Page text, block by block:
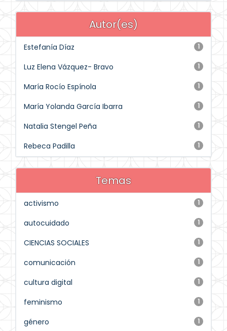
Autor(es)
1
Estefanía Díaz
1
Luz Elena Vázquez- Bravo
1
María Rocío Espínola
1
María Yolanda García Ibarra
1
Natalia Stengel Peña
1
Rebeca Padilla
Temas
1
activismo
1
autocuidado
1
CIENCIAS SOCIALES
1
comunicación
1
cultura digital
1
feminismo
1
género